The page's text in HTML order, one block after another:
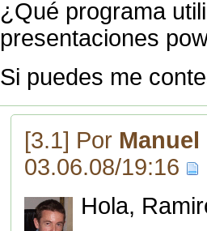
¿Qué programa
presentaciones
Si puedes me
[3.1] Por
03.06.08/19:16
Hola,